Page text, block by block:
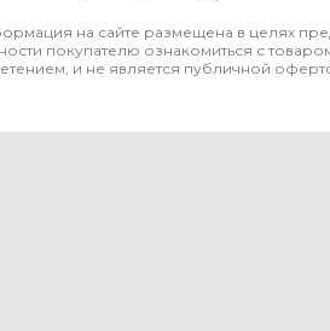
на сайте размещена в целях
покупателю ознакомиться с
и не является публичной